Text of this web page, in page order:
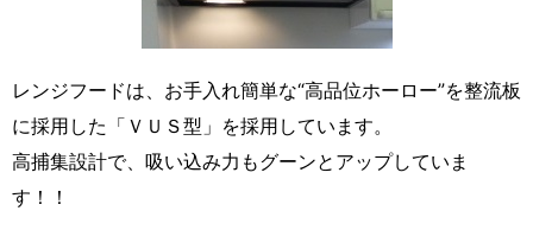
レンジフードは、お手入れ簡単な“高品位ホーロー”を整流板
に採用した「ＶＵＳ型」を採用しています。
高捕集設計で、吸い込み力もグーンとアップしていま
す！！